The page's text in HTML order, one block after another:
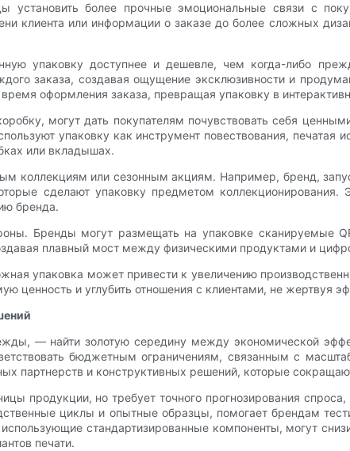
более прочные эмоциональные связи с
клиента или информации о заказе до более сложных
упаковку доступнее и дешевле, чем когда-либо
заказа, создавая ощущение эксклюзивности и
оформления заказа, превращая упаковку в
могут дать покупателям почувствовать себя
упаковку как инструмент повествования, печатая
или вкладышах.
коллекциям или сезонным акциям. Например, бренд,
сделают упаковку предметом коллекционирования.
бренда.
Бренды могут размещать на упаковке сканируемые
плавный мост между физическими продуктами и
упаковка может привести к увеличению
ценность и углубить отношения с клиентами, не жертвуя
— найти золотую середину между экономической
бюджетным ограничениям, связанным с
партнерств и конструктивных решений, которые
продукции, но требует точного прогнозирования
циклы и опытные образцы, помогает брендам
стандартизированные компоненты, могут
печати.